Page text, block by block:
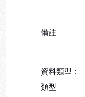
備註
資料類型：
類型